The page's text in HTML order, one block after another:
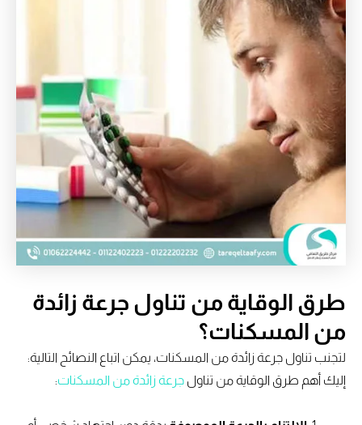
طرق الوقاية من تناول جرعة زائدة
من المسكنات؟
لتجنب تناول جرعة زائدة من المسكنات، يمكن اتباع النصائح التالية:
إليك أهم طرق الوقاية من تناول جرعة زائدة من المسكنات: